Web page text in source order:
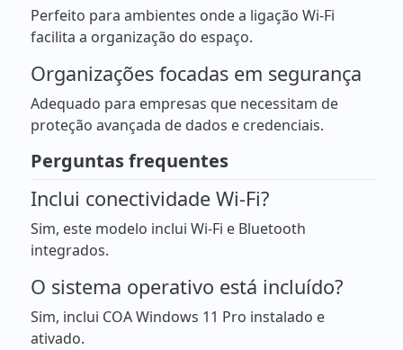
Perfeito para ambientes onde a ligação Wi-Fi
facilita a organização do espaço.
Organizações focadas em segurança
Adequado para empresas que necessitam de
proteção avançada de dados e credenciais.
Perguntas frequentes
Inclui conectividade Wi-Fi?
Sim, este modelo inclui Wi-Fi e Bluetooth
integrados.
O sistema operativo está incluído?
Sim, inclui COA Windows 11 Pro instalado e
ativado.